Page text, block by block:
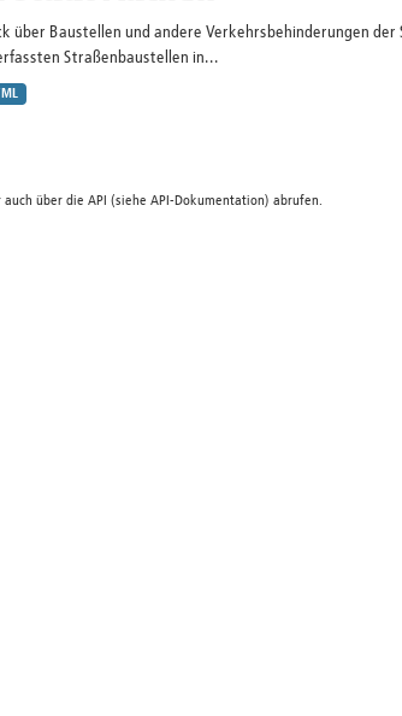
über Baustellen und andere Verkehrsbehinderungen
Straßenbaustellen in...
auch über die API (siehe API-Dokumentation) abrufen.